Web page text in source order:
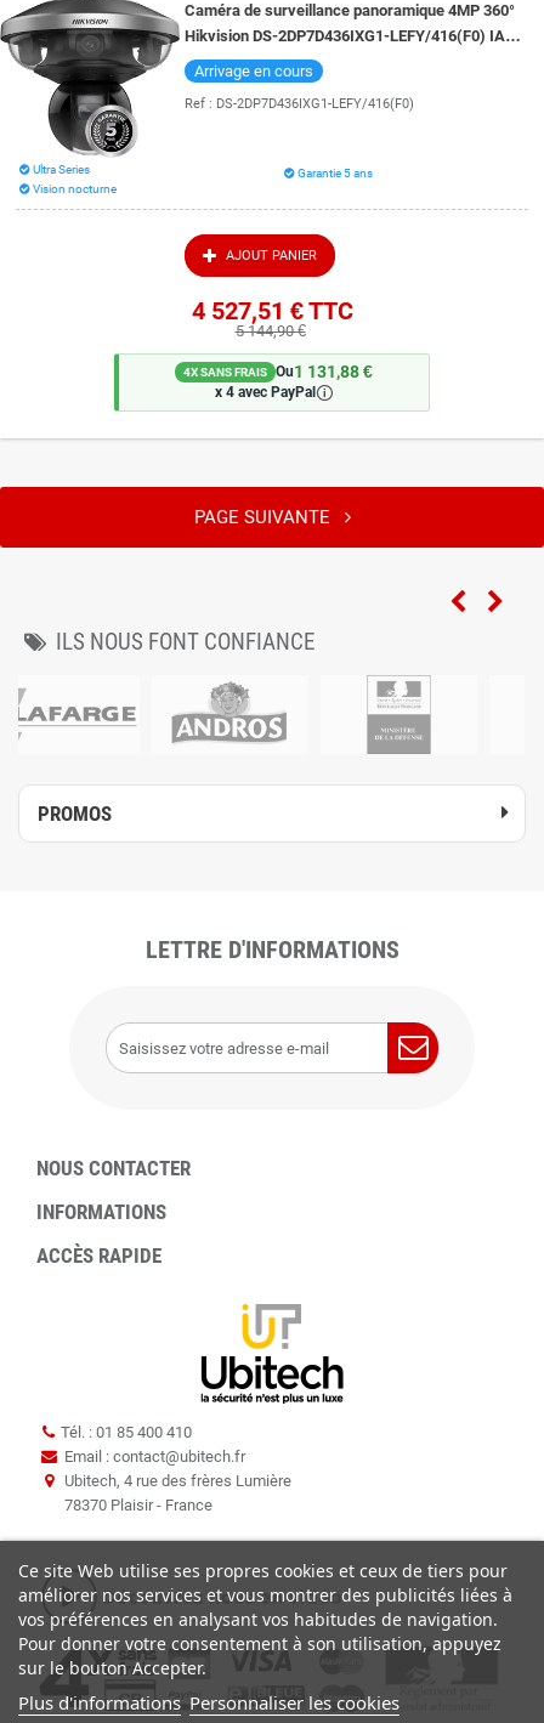
Caméra de surveillance panoramique 4MP 360°
Hikvision DS-2DP7D436IXG1-LEFY/416(F0) IA
zoom optique 36x vision de nuit 300 mètres
Arrivage en cours
Ref : DS-2DP7D436IXG1-LEFY/416(F0)
Ultra Series
Vision nocturne
Garantie 5 ans
AJOUT PANIER
4 527,51 €TTC
5 144,90 €
4X SANS FRAIS Ou1 131,88 €
x 4 avec PayPal 🛈
PAGE SUIVANTE
ILS NOUS FONT CONFIANCE
PROMOS
LETTRE D'INFORMATIONS
NOUS CONTACTER
INFORMATIONS
ACCÈS RAPIDE
Tél. : 01 85 400 410
Email : contact@ubitech.fr
Ubitech, 4 rue des frères Lumière
78370 Plaisir - France
Ce site Web utilise ses propres cookies et ceux de tiers pour
améliorer nos services et vous montrer des publicités liées à
vos préférences en analysant vos habitudes de navigation.
Pour donner votre consentement à son utilisation, appuyez
sur le bouton Accepter.
Plus d'informations Personnaliser les cookies